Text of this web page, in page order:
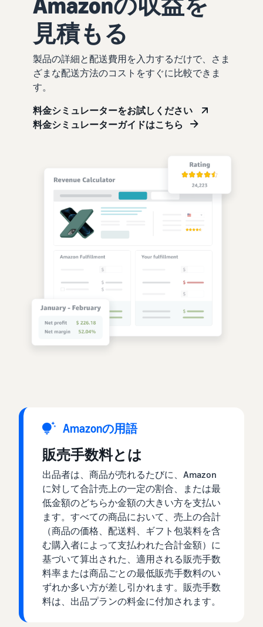
見積もる
製品の詳細と配送費用を入力するだけで、さま
ざまな配送方法のコストをすぐに比較できま
す。
料金シミュレーターをお試しください
料金シミュレーターガイドはこちら
Amazonの用語
販売手数料とは
出品者は、商品が売れるたびに、Amazon
に対して合計売上の一定の割合、または最
低金額のどちらか金額の大きい方を支払い
ます。すべての商品において、売上の合計
（商品の価格、配送料、ギフト包装料を含
む購入者によって支払われた合計金額）に
基づいて算出された、適用される販売手数
料率または商品ごとの最低販売手数料のい
ずれか多い方が差し引かれます。販売手数
料は、出品プランの料金に付加されます。